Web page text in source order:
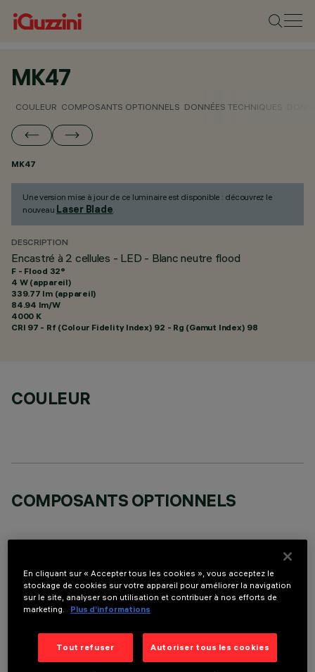
MK47
COULEUR COMPOSANTS OPTIONNELS DONNÉES TECHNIQUES
MK47
Une version mise à jour de ce luminaire est disponible : découvrez le
nouveau Laser Blade.
DESCRIPTION
Encastré à 2 cellules - LED - Blanc neutre flood
F - Flood 32°
4 W (appareil)
339.77 lm (appareil)
84.94 lm/W
4000 K
CRI 97 - Rf (Colour Fidelity Index) 92 - Rg (Gamut Index) 98
COULEUR
COMPOSANTS OPTIONNELS
DONNÉES TECHNIQUES
DESCRIPTION
En cliquant sur « Accepter tous les cookies », vous acceptez le
stockage de cookies sur votre appareil pour améliorer la navigation
sur le site, analyser son utilisation et contribuer à nos efforts de
marketing.
Plus d’informations
Tout refuser Autoriser tous les cookies